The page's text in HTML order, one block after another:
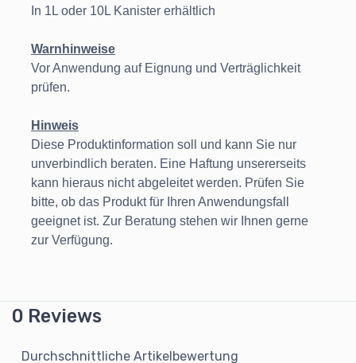
In 1L oder 10L Kanister erhältlich
Warnhinweise
Vor Anwendung auf Eignung und Verträglichkeit
prüfen.
Hinweis
Diese Produktinformation soll und kann Sie nur
unverbindlich beraten. Eine Haftung unsererseits
kann hieraus nicht abgeleitet werden. Prüfen Sie
bitte, ob das Produkt für Ihren Anwendungsfall
geeignet ist. Zur Beratung stehen wir Ihnen gerne
zur Verfügung.
0 Reviews
Durchschnittliche Artikelbewertung